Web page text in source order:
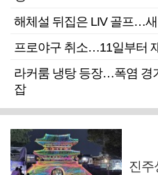
해체설 뒤집은 LIV 골프…새
프로야구 취소…11일부터
라커룸 냉탕 등장…폭염 경
잡
진주